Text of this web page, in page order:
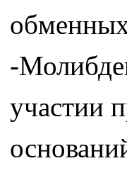
-
участии